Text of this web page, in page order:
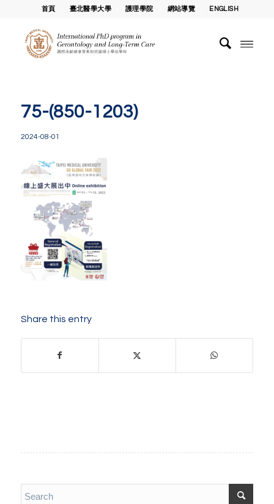
首頁 臺北醫學大學 護理學院 網站導覽 ENGLISH
75-(850-1203)
2024-08-01
Share this entry